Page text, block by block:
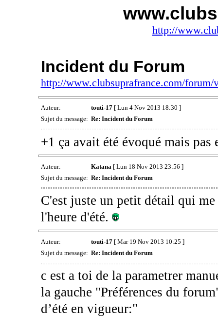
http://
Incident du Forum
http://www.clubsuprafrance.com/
Auteur: touti-17[ Lun 4 Nov 2013 18:30 ]
Sujet du message: Re: Incident du Forum
+1 ça avait été évoqué mais pas
Auteur: Katana [ Lun 18 Nov 2013 23:56 ]
Sujet du message: Re: Incident du Forum
C'est juste un petit détail qui
l'heure d'été.
Auteur: touti-17[ Mar 19 Nov 2013 10:25 ]
Sujet du message: Re: Incident du Forum
c est a toi de la parametrer
la gauche "Préférences du
d’été en vigueur:"